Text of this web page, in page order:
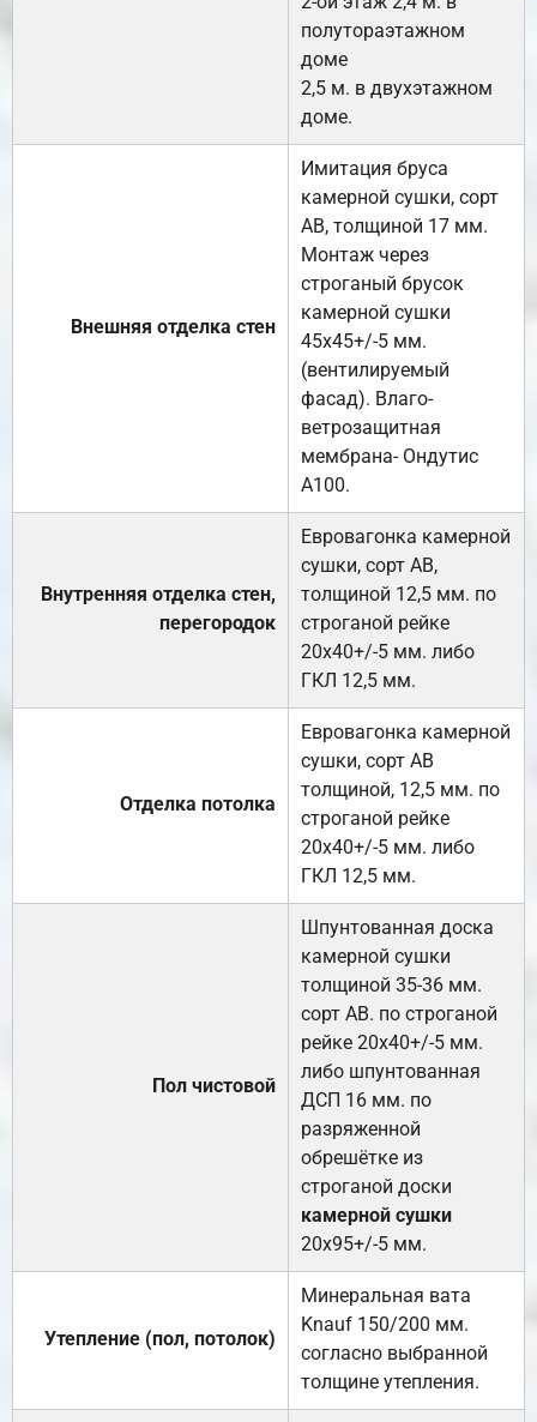
полутораэтажном
доме
2,5 м. в двухэтажном
доме.
Внешняя отделка стен
Имитация бруса
камерной сушки, сорт
АВ, толщиной 17 мм.
Монтаж через
строганый брусок
камерной сушки
45х45+/-5 мм.
(вентилируемый
фасад). Влаго-
ветрозащитная
мембрана- Ондутис
А100.
Внутренняя отделка стен,
перегородок
Евровагонка камерной
сушки, сорт АВ,
толщиной 12,5 мм. по
строганой рейке
20х40+/-5 мм. либо
ГКЛ 12,5 мм.
Отделка потолка
Евровагонка камерной
сушки, сорт АВ
толщиной, 12,5 мм. по
строганой рейке
20х40+/-5 мм. либо
ГКЛ 12,5 мм.
Пол чистовой
Шпунтованная доска
камерной сушки
толщиной 35-36 мм.
сорт АВ. по строганой
рейке 20х40+/-5 мм.
либо шпунтованная
ДСП 16 мм. по
разряженной
обрешётке из
строганой доски
камерной сушки
20х95+/-5 мм.
Утепление (пол, потолок)
Минеральная вата
Knauf 150/200 мм.
согласно выбранной
толщине утепления.